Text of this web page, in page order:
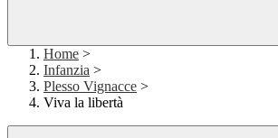
Home >
Infanzia >
Plesso Vignacce >
Viva la libertà